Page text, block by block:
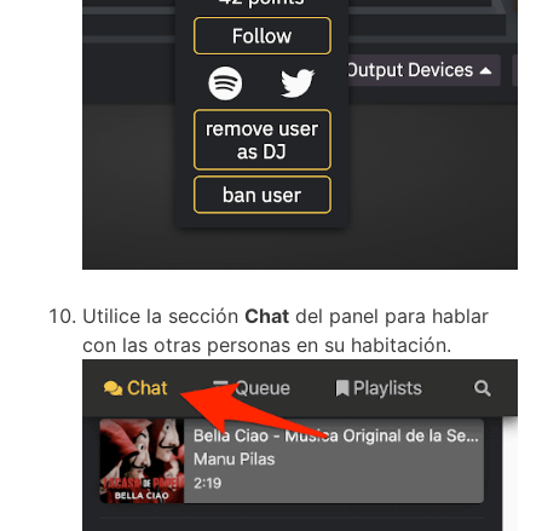
Utilice la sección Chat del panel para hablar
con las otras personas en su habitación.